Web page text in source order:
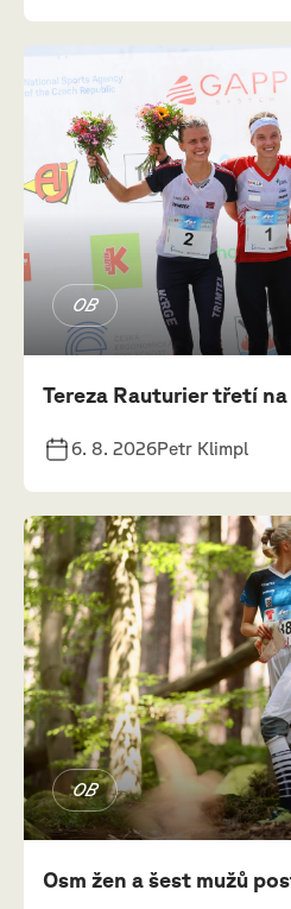
OB
Tereza Rauturier třetí
6. 8. 2026Petr Klimpl
OB
Osm žen a šest mužů